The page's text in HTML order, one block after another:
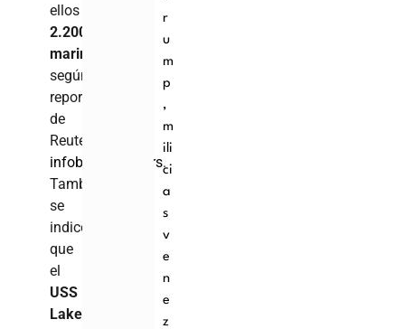
ellos
2.200
marines
según
reportes
de
Reuters
infobae
Reuters.
También
se
indicó
que
el
USS
Lake
r
u
m
p
,
m
ili
ci
a
s
v
e
n
e
z